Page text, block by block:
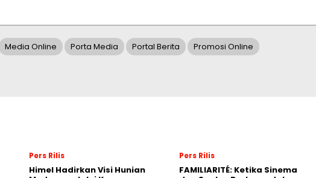
Media Online Porta Media Portal Berita Promosi Online
Pers Rilis
Himel Hadirkan Visi Hunian
Pers Rilis
FAMILIARITÉ: Ketika Sinema